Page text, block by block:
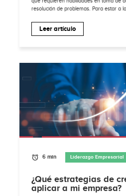
resolución de problemas. Para estar a
Leer artículo
6 min Liderazgo Empresarial
¿Qué estrategias de
aplicar a mi empresa?